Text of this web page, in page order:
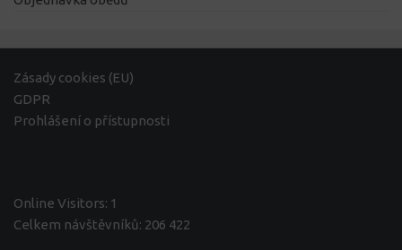
Zásady cookies (EU)
GDPR
Prohlášení o přístupnosti
Online Visitors: 1
Celkem návštěvníků: 206 422